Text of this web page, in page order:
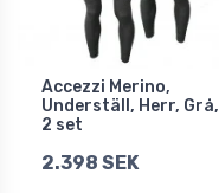
Accezzi Merino,
Underställ, Herr, Grå,
2 set
2.398 SEK